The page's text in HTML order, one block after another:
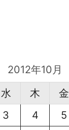
2012年10月
水 木 金
3 4 5